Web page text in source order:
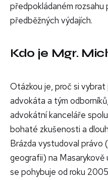
předpokládaném rozsahu
předběžných výdajích.
Kdo je Mgr.
Otázkou je, proč si
advokáta a tým
advokátní kanceláře
bohaté zkušenosti a
Brázda vystudoval právo
geografii) na
se pohybuje od roku